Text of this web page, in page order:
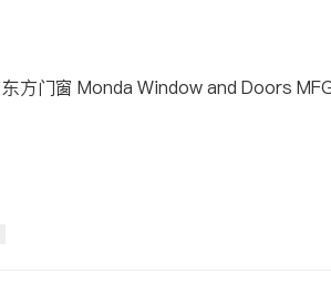
东方门窗 Monda Window and Doors